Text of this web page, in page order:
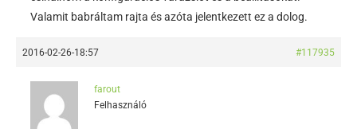
Valamit babráltam rajta és azóta jelentkezett ez a dolog.
2016-02-26-18:57 #117935
farout
Felhasználó